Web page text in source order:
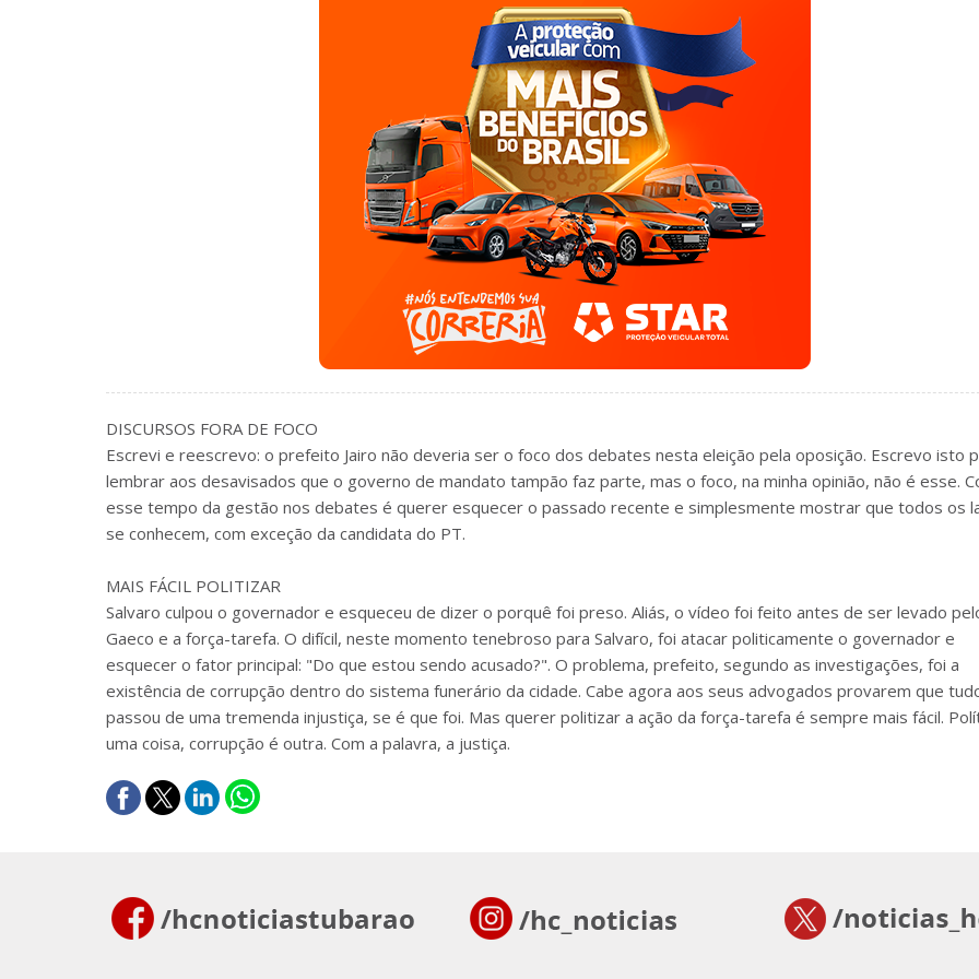
DISCURSOS FORA DE FOCO
Escrevi e reescrevo: o prefeito Jairo não deveria ser o foco dos debates nesta eleição pela oposição. Escrevo isto
lembrar aos desavisados que o governo de mandato tampão faz parte, mas o foco, na minha opinião, não é esse.
esse tempo da gestão nos debates é querer esquecer o passado recente e simplesmente mostrar que todos os
se conhecem, com exceção da candidata do PT.
MAIS FÁCIL POLITIZAR
Salvaro culpou o governador e esqueceu de dizer o porquê foi preso. Aliás, o vídeo foi feito antes de ser levado
Gaeco e a força-tarefa. O difícil, neste momento tenebroso para Salvaro, foi atacar politicamente o governador e
esquecer o fator principal: "Do que estou sendo acusado?". O problema, prefeito, segundo as investigações, foi a
existência de corrupção dentro do sistema funerário da cidade. Cabe agora aos seus advogados provarem que
passou de uma tremenda injustiça, se é que foi. Mas querer politizar a ação da força-tarefa é sempre mais fácil.
uma coisa, corrupção é outra. Com a palavra, a justiça.